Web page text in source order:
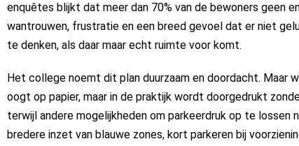
enquêtes blijkt dat meer dan 70% van de bewoners geen
wantrouwen, frustratie en een breed gevoel dat er niet
te denken, als daar maar echt ruimte voor komt.
Het college noemt dit plan duurzaam en doordacht. Maar
oogt op papier, maar in de praktijk wordt doorgedrukt
terwijl andere mogelijkheden om parkeerdruk op te lossen
bredere inzet van blauwe zones, kort parkeren bij